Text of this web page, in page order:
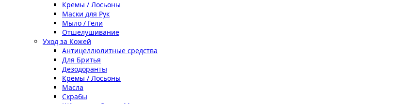
Кремы / Лосьоны
Маски для Рук
Мыло / Гели
Отшелушивание
Уход за Кожей
Антицеллюлитные средства
Для Бритья
Дезодоранты
Кремы / Лосьоны
Масла
Скрабы